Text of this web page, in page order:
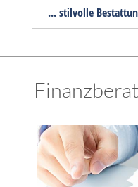
... stilvolle